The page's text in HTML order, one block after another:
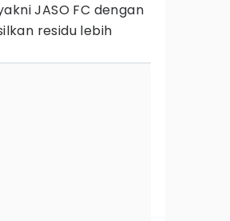
JASO FC dengan
residu lebih